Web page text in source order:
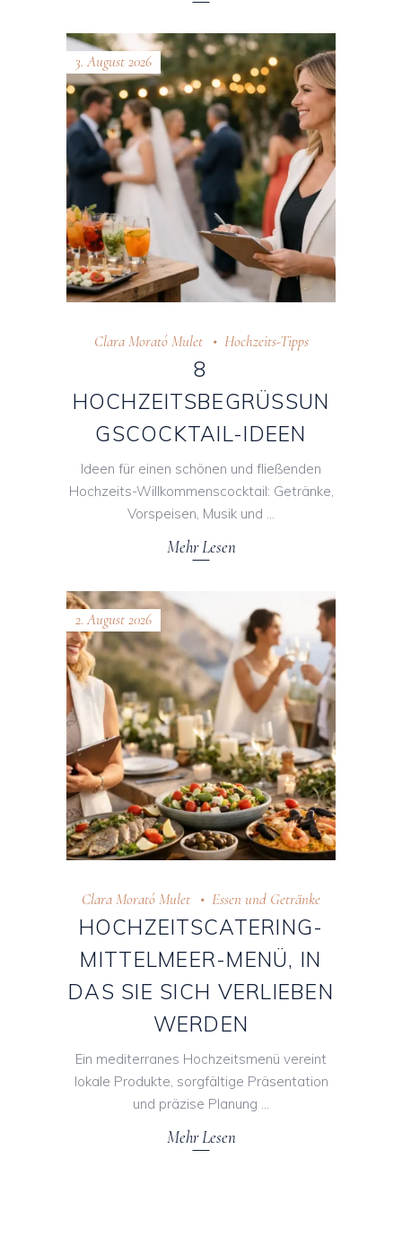
3. August 2026
Clara Morató Mulet Hochzeits-Tipps
8
HOCHZEITSBEGRÜSSUNG
SCOCKTAIL-IDEEN
Ideen für einen schönen und fließenden
Hochzeits-Willkommenscocktail: Getränke,
Vorspeisen, Musik und
Mehr Lesen
2. August 2026
Clara Morató Mulet Essen und Getränke
HOCHZEITSCATERING-
MITTELMEER-MENÜ, IN
DAS SIE SICH VERLIEBEN
WERDEN
Ein mediterranes Hochzeitsmenü vereint
lokale Produkte, sorgfältige Präsentation
und präzise Planung
Mehr Lesen